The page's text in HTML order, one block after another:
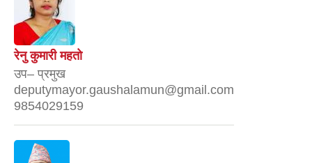
रेनु कुमारी महतो
उप– प्रमुख
deputymayor.gaushalamun@gmail.com
9854029159